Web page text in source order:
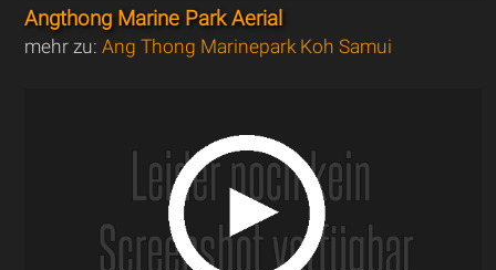
Angthong Marine Park Aerial
mehr zu:Ang Thong Marinepark Koh Samui